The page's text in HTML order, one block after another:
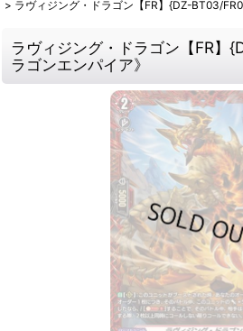
> ラヴィジング・ドラゴン【FR】{DZ-BT03/
ラヴィジング・ドラゴン【FR】
ラゴンエンパイア》